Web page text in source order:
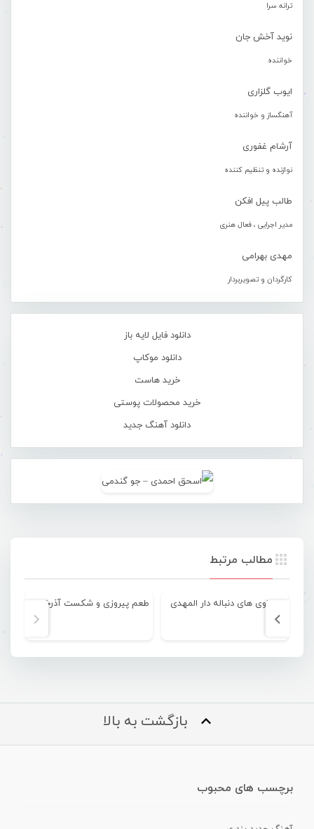
ترانه سرا
نوید آخش جان
خواننده
ایوب گلزاری
آهنگساز و خواننده
آرشام غفوری
نوازنده و تنظیم کننده
طالب پیل افکن
مدیر اجرایی ، فعال هنری
مهدی بهرامی
کارگردان و تصویربردار
دانلود فایل لایه باز
دانلود موکاپ
خرید هاست
خرید محصولات پوستی
دانلود آهنگ جدید
مطالب مرتبط
تساوی های دنباله دار المهدی
بازگشت به بالا
برچسب های محبوب